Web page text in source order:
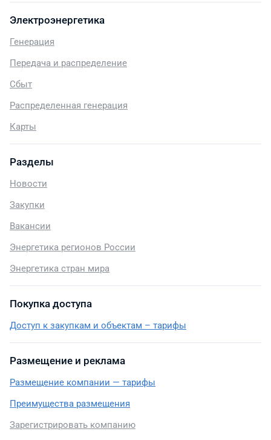
Электроэнергетика
Генерация
Передача и распределение
Сбыт
Распределенная генерация
Карты
Разделы
Новости
Закупки
Вакансии
Энергетика регионов России
Энергетика стран мира
Покупка доступа
Доступ к закупкам и объектам – тарифы
Размещение и реклама
Размещение компании — тарифы
Преимущества размещения
Зарегистрировать компанию